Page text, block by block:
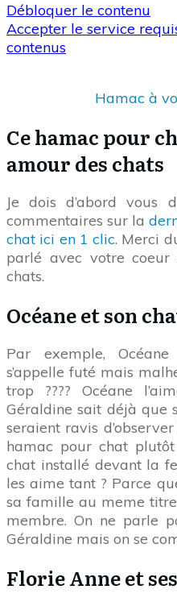
Débloquer le contenu
Accepter le service
contenus
Hamac à
Ce hamac pour
amour des chats
Je dois d’abord vous
commentaires sur la
chat ici en 1 clic. Merci
parlé avec votre
chats.
Océane et son
Par exemple,
s’appelle futé mais
trop ???? Océane
Géraldine sait déjà que
seraient ravis
hamac pour chat
chat installé devant la
les aime tant ? Parce
sa famille au meme
membre. On ne parle
Géraldine mais on se
Florie Anne et